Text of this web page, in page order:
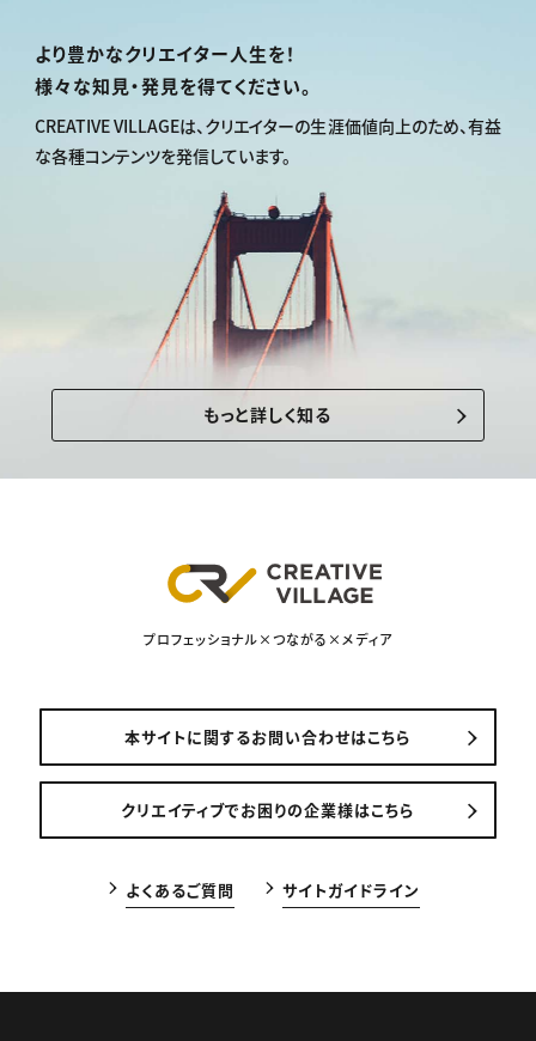
より豊かなクリエイター人生を！
様々な知見・発見を得てください。
CREATIVE VILLAGEは、 クリエイターの生涯価値向上のため、有益
な各種コンテンツを発信しています。
もっと詳しく知る
プロフェッショナル×つながる×メディア
本サイトに関するお問い合わせはこちら
クリエイティブでお困りの企業様はこちら
よくあるご質問 サイトガイドライン